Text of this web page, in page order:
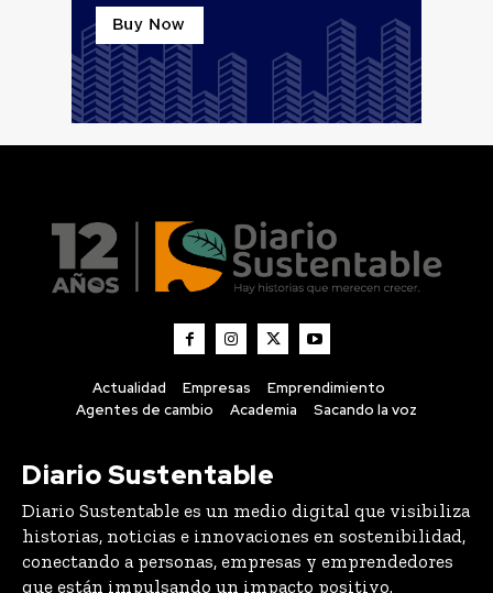
Actualidad Empresas
Emprendimiento
Agentes de cambio
Academia Sacando la voz
Diario Sustentable
Diario Sustentable es un medio digital que visibiliza
historias, noticias e innovaciones en sostenibilidad,
conectando a personas, empresas y emprendedores
que están impulsando un impacto positivo.